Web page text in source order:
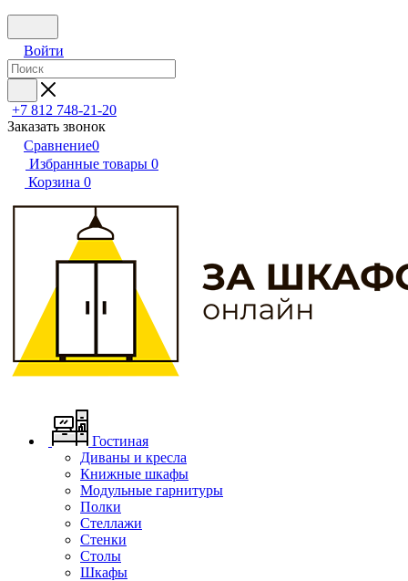
Войти
+7 812 748-21-20
Заказать звонок
Сравнение0
Избранные товары 0
Корзина 0
Гостиная
Диваны и кресла
Книжные шкафы
Модульные гарнитуры
Полки
Стеллажи
Стенки
Столы
Шкафы